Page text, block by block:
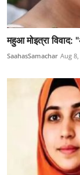
महुआ मोइत्रा
SaahasSamachar Aug